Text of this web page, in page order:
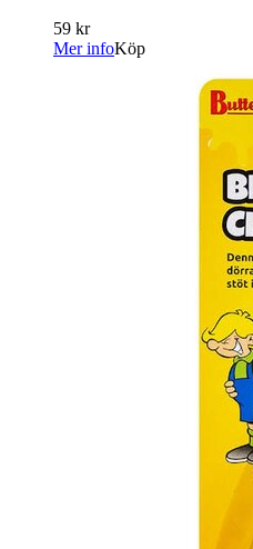
59 kr
Mer infoKöp